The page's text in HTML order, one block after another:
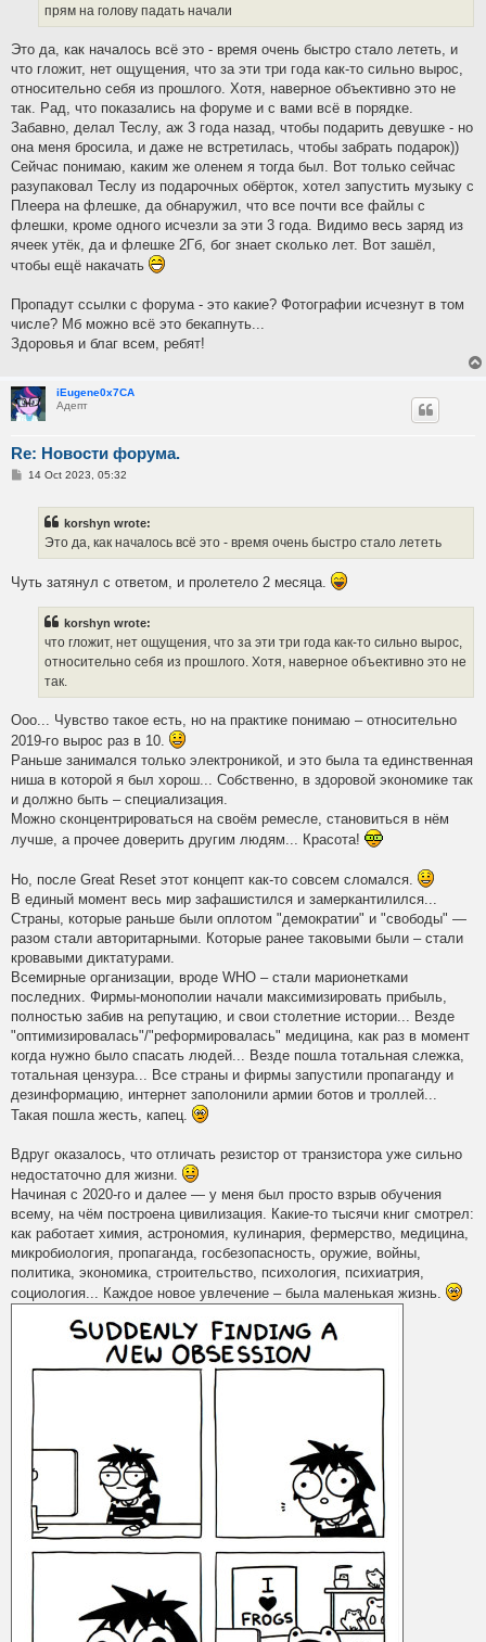
прям на голову падать начали
Это да, как началось всё это - время очень быстро стало лететь, и
что гложит, нет ощущения, что за эти три года как-то сильно вырос,
относительно себя из прошлого. Хотя, наверное объективно это не
так. Рад, что показались на форуме и с вами всё в порядке.
Забавно, делал Теслу, аж 3 года назад, чтобы подарить девушке - но
она меня бросила, и даже не встретилась, чтобы забрать подарок))
Сейчас понимаю, каким же оленем я тогда был. Вот только сейчас
разупаковал Теслу из подарочных обёрток, хотел запустить музыку с
Плеера на флешке, да обнаружил, что все почти все файлы с
флешки, кроме одного исчезли за эти 3 года. Видимо весь заряд из
ячеек утёк, да и флешке 2Гб, бог знает сколько лет. Вот зашёл,
чтобы ещё накачать
Пропадут ссылки с форума - это какие? Фотографии исчезнут в том
числе? Мб можно всё это бекапнуть...
Здоровья и благ всем, ребят!
iEugene0x7CA
Адепт
Re: Новости форума.
P14 Oct 2023, 05:32
korshyn wrote:
Это да, как началось всё это - время очень быстро стало лететь
Чуть затянул с ответом, и пролетело 2 месяца.
korshyn wrote:
что гложит, нет ощущения, что за эти три года как-то сильно вырос,
относительно себя из прошлого. Хотя, наверное объективно это не
так.
Ооо... Чувство такое есть, но на практике понимаю – относительно
2019-го вырос раз в 10.
Раньше занимался только электроникой, и это была та единственная
ниша в которой я был хорош... Собственно, в здоровой экономике так
и должно быть – специализация.
Можно сконцентрироваться на своём ремесле, становиться в нём
лучше, а прочее доверить другим людям... Красота!
Но, после Great Reset этот концепт как-то совсем сломался.
В единый момент весь мир зафашистился и замеркантилился...
Страны, которые раньше были оплотом "демократии" и "свободы" —
разом стали авторитарными. Которые ранее таковыми были – стали
кровавыми диктатурами.
Всемирные организации, вроде WHO – стали марионетками
последних. Фирмы-монополии начали максимизировать прибыль,
полностью забив на репутацию, и свои столетние истории... Везде
"оптимизировалась"/"реформировалась" медицина, как раз в момент
когда нужно было спасать людей... Везде пошла тотальная слежка,
тотальная цензура... Все страны и фирмы запустили пропаганду и
дезинформацию, интернет заполонили армии ботов и троллей...
Такая пошла жесть, капец.
Вдруг оказалось, что отличать резистор от транзистора уже сильно
недостаточно для жизни.
Начиная с 2020-го и далее — у меня был просто взрыв обучения
всему, на чём построена цивилизация. Какие-то тысячи книг смотрел:
как работает химия, астрономия, кулинария, фермерство, медицина,
микробиология, пропаганда, госбезопасность, оружие, войны,
политика, экономика, строительство, психология, психиатрия,
социология... Каждое новое увлечение – была маленькая жизнь.